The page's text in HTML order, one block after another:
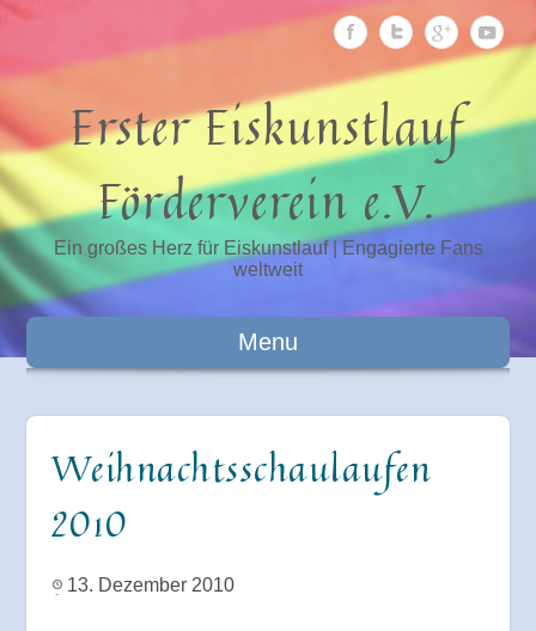
Erster Eiskunstlauf
Förderverein e.V.
Ein großes Herz für Eiskunstlauf | Engagierte Fans
weltweit
Menu
Weihnachtsschaulaufen
2010
13. Dezember 2010